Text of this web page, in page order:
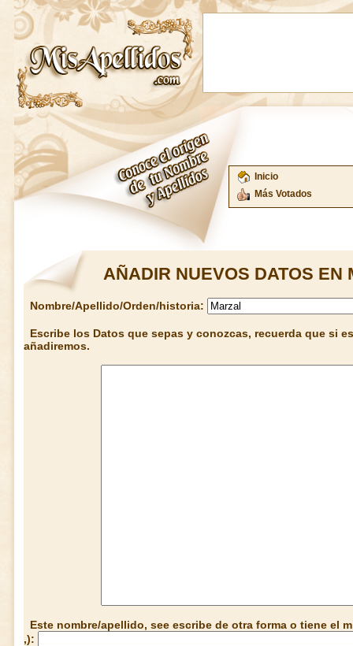
Inicio
Más Votados
AÑADIR NUEVOS DATOS EN
Nombre/Apellido/Orden/historia:
Escribe los Datos que sepas y conozcas, recuerda que si
añadiremos.
Este nombre/apellido, see escribe de otra forma o tiene el
,):